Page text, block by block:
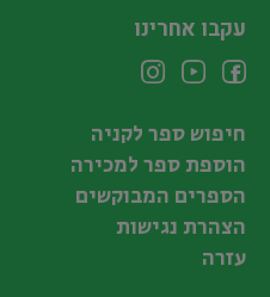
עקבו אחרינו
חיפוש ספר לקניה
הוספת ספר למכירה
הספרים המבוקשים
הצהרת נגישות
עזרה